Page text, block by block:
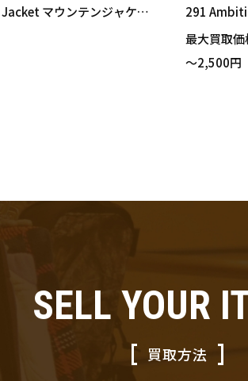
マウンテンジャケッ
291
ケット ミ
ー Sサイズ
最大買取価
～2,500円
SELL YOUR
買取方法